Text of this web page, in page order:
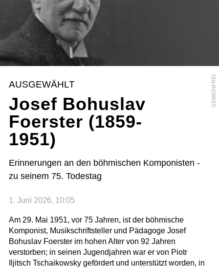
GEMEINFREI
AUSGEWÄHLT
Josef Bohuslav
Foerster (1859-
1951)
Erinnerungen an den böhmischen Komponisten -
zu seinem 75. Todestag
1. Juni 2026, 10:05
Am 29. Mai 1951, vor 75 Jahren, ist der böhmische
Komponist, Musikschriftsteller und Pädagoge Josef
Bohuslav Foerster im hohen Alter von 92 Jahren
verstorben; in seinen Jugendjahren war er von Piotr
Iljitsch Tschaikowsky gefördert und unterstützt worden, in